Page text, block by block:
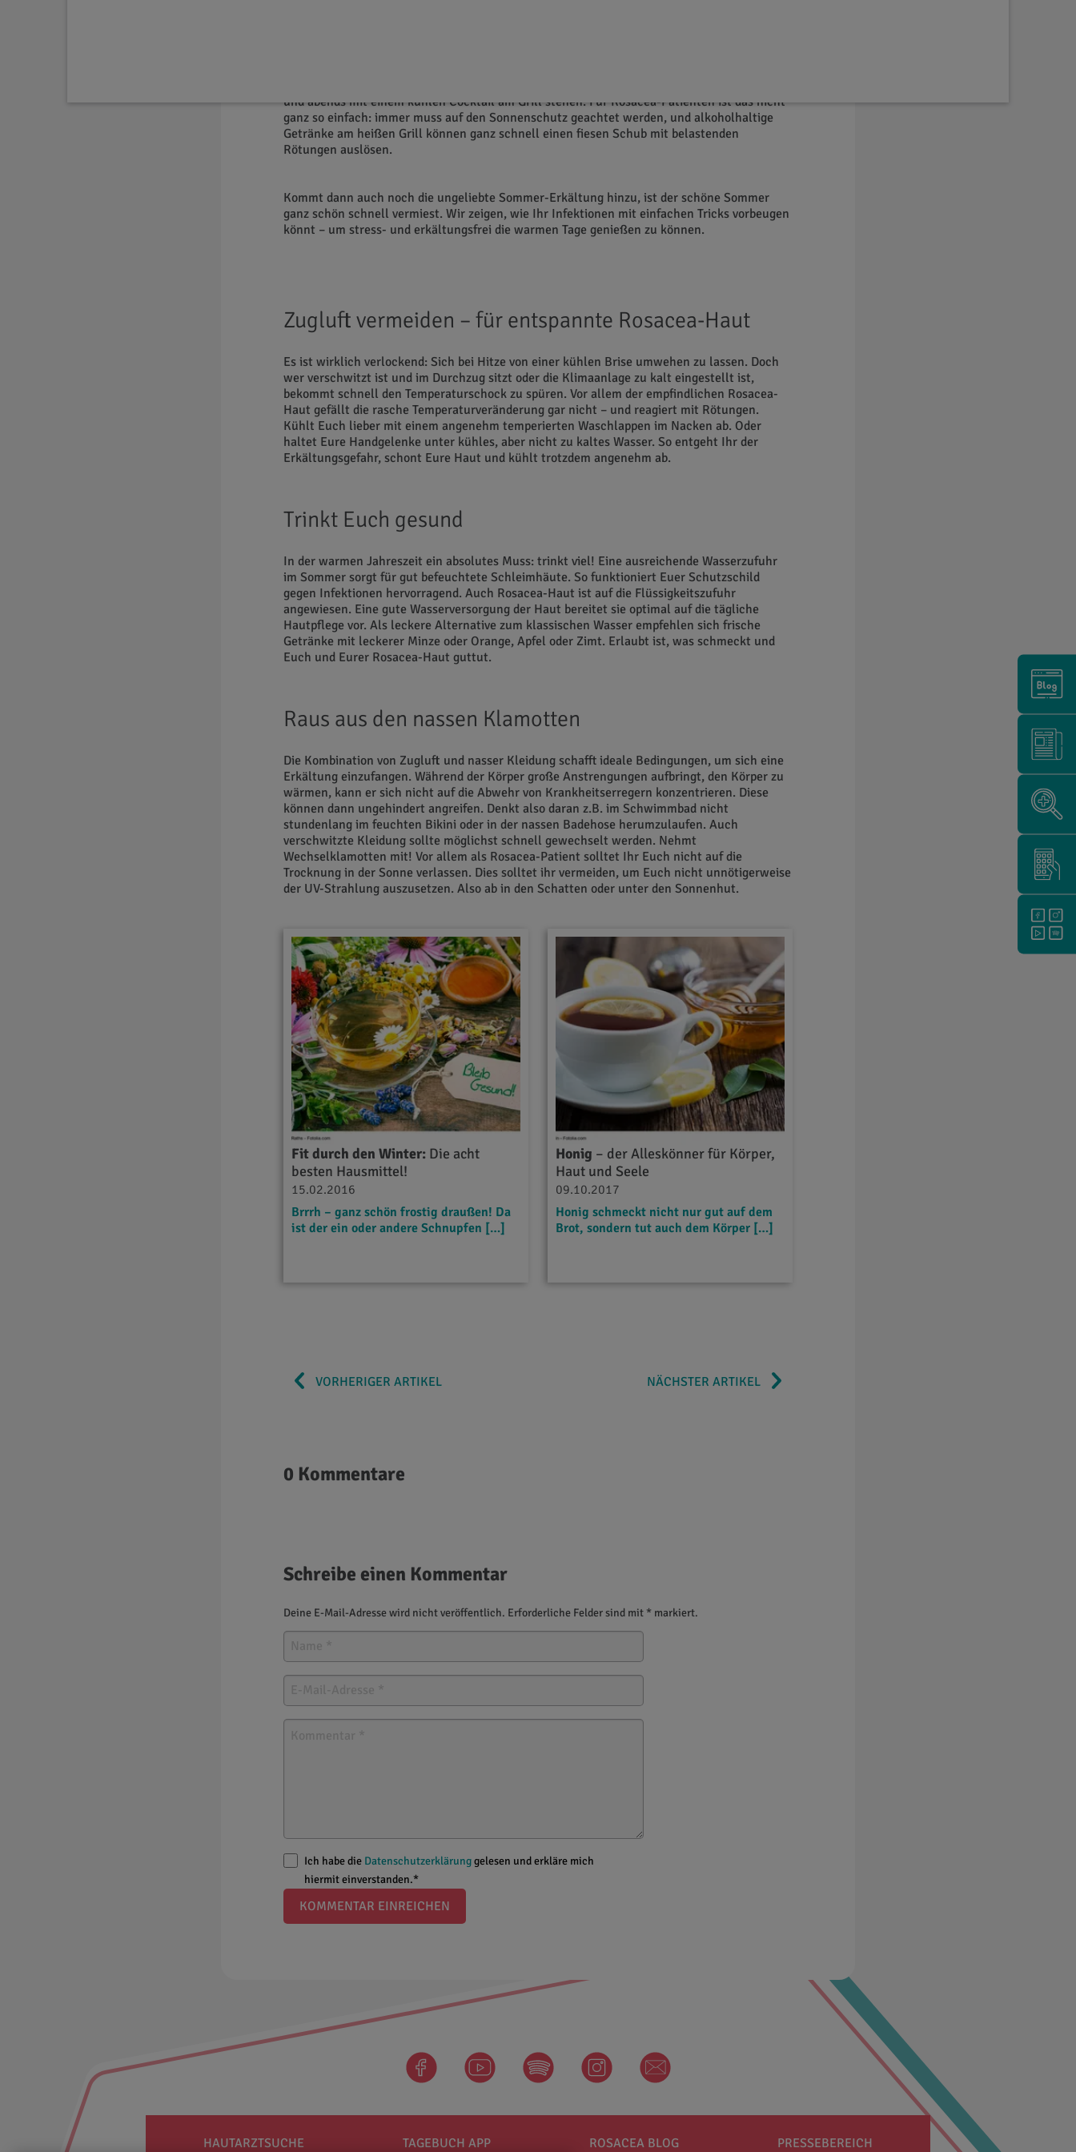
und abends mit einem kühlen Cocktail am Grill stehen. Für Rosacea-Patienten ist das nicht
ganz so einfach: immer muss auf den Sonnenschutz geachtet werden, und alkoholhaltige
Getränke am heißen Grill können ganz schnell einen fiesen Schub mit belastenden
Rötungen auslösen.
Kommt dann auch noch die ungeliebte Sommer-Erkältung hinzu, ist der schöne Sommer
ganz schön schnell vermiest. Wir zeigen, wie Ihr Infektionen mit einfachen Tricks vorbeugen
könnt – um stress- und erkältungsfrei die warmen Tage genießen zu können.
Zugluft vermeiden – für entspannte Rosacea-Haut
Es ist wirklich verlockend: Sich bei Hitze von einer kühlen Brise umwehen zu lassen. Doch
wer verschwitzt ist und im Durchzug sitzt oder die Klimaanlage zu kalt eingestellt ist,
bekommt schnell den Temperaturschock zu spüren. Vor allem der empfindlichen Rosacea-
Haut gefällt die rasche Temperaturveränderung gar nicht – und reagiert mit Rötungen.
Kühlt Euch lieber mit einem angenehm temperierten Waschlappen im Nacken ab. Oder
haltet Eure Handgelenke unter kühles, aber nicht zu kaltes Wasser. So entgeht Ihr der
Erkältungsgefahr, schont Eure Haut und kühlt trotzdem angenehm ab.
Trinkt Euch gesund
In der warmen Jahreszeit ein absolutes Muss: trinkt viel! Eine ausreichende Wasserzufuhr
im Sommer sorgt für gut befeuchtete Schleimhäute. So funktioniert Euer Schutzschild
gegen Infektionen hervorragend. Auch Rosacea-Haut ist auf die Flüssigkeitszufuhr
angewiesen. Eine gute Wasserversorgung der Haut bereitet sie optimal auf die tägliche
Hautpflege vor. Als leckere Alternative zum klassischen Wasser empfehlen sich frische
Getränke mit leckerer Minze oder Orange, Apfel oder Zimt. Erlaubt ist, was schmeckt und
Euch und Eurer Rosacea-Haut guttut.
Raus aus den nassen Klamotten
Die Kombination von Zugluft und nasser Kleidung schafft ideale Bedingungen, um sich eine
Erkältung einzufangen. Während der Körper große Anstrengungen aufbringt, den Körper zu
wärmen, kann er sich nicht auf die Abwehr von Krankheitserregern konzentrieren. Diese
können dann ungehindert angreifen. Denkt also daran z.B. im Schwimmbad nicht
stundenlang im feuchten Bikini oder in der nassen Badehose herumzulaufen. Auch
verschwitzte Kleidung sollte möglichst schnell gewechselt werden. Nehmt
Wechselklamotten mit! Vor allem als Rosacea-Patient solltet Ihr Euch nicht auf die
Trocknung in der Sonne verlassen. Dies solltet ihr vermeiden, um Euch nicht unnötigerweise
der UV-Strahlung auszusetzen. Also ab in den Schatten oder unter den Sonnenhut.
Fit durch den Winter: Die acht
besten Hausmittel!
15.02.2016
Brrrh – ganz schön frostig draußen! Da
ist der ein oder andere Schnupfen […]
Honig – der Alleskönner für Körper,
Haut und Seele
09.10.2017
Honig schmeckt nicht nur gut auf dem
Brot, sondern tut auch dem Körper […]
VORHERIGER ARTIKEL NÄCHSTER ARTIKEL
0 Kommentare
Schreibe einen Kommentar
Deine E-Mail-Adresse wird nicht veröffentlich. Erforderliche Felder sind mit * markiert.
Ich habe die Datenschutzerklärunggelesen und erkläre mich
hiermit einverstanden.*
KOMMENTAR EINREICHEN
facebook Spotify instagram newsletter
HAUTARZTSUCHE TAGEBUCH APP ROSACEA BLOG PRESSEBEREICH